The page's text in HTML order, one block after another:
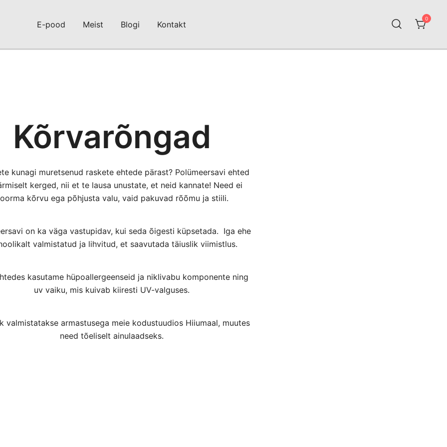
E-pood Meist Blogi Kontakt
0
Kõrvarõngad
kunagi muretsenud raskete ehtede pärast? Polümeersavi ehted
kerged, nii et te lausa unustate, et neid kannate! Need ei
kõrvu ega põhjusta valu, vaid pakuvad rõõmu ja stiili.
on ka väga vastupidav, kui seda õigesti küpsetada. Iga ehe
valmistatud ja lihvitud, et saavutada täiuslik viimistlus.
kasutame hüpoallergeenseid ja niklivabu komponente ning
uv vaiku, mis kuivab kiiresti UV-valguses.
valmistatakse armastusega meie kodustuudios Hiiumaal, muutes
need tõeliselt ainulaadseks.